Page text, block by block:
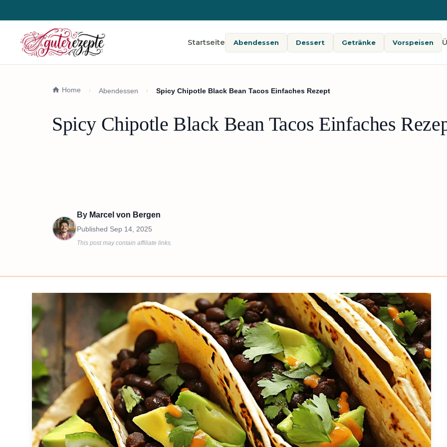
Startseite Abendessen Dessert Getränke Vorspeisen
Home Abendessen Spicy Chipotle Black Bean Tacos Einfaches Rezept
Spicy Chipotle Black Bean Tacos Einfaches
By Marcel von Bergen
Published Sep 14, 2025
This post may contain affiliate links.